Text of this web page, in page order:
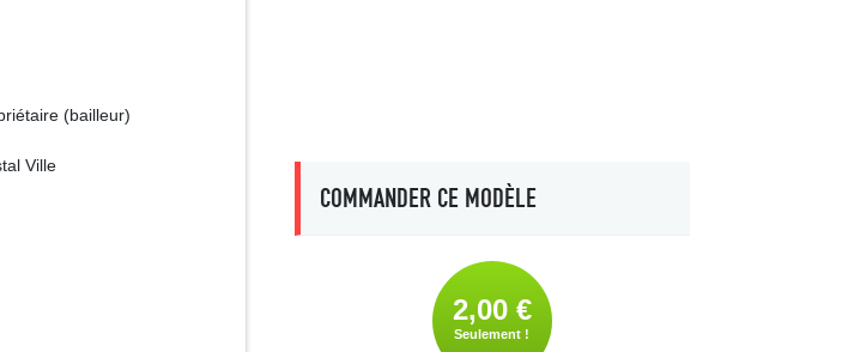
COMMANDER CE MODÈLE
2,00 €
Seulement !